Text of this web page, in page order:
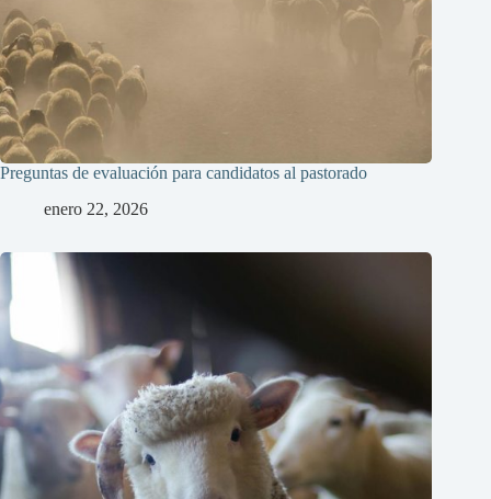
Preguntas de evaluación para candidatos al pastorado
enero 22, 2026